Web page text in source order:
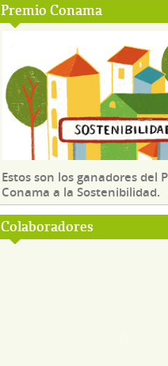
Premio Conama
Estos son los ganadores del
Conama a la Sostenibilidad.
Colaboradores